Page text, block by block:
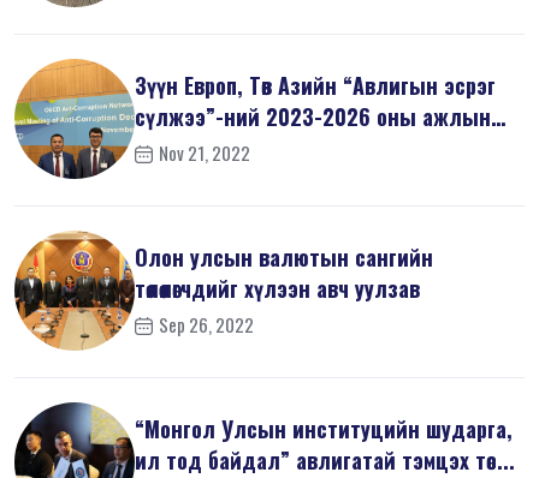
Зүүн Европ, Төв Азийн “Авлигын эсрэг
сүлжээ”-ний 2023-2026 оны ажлын
т...Nov 21, 2022
Олон улсын валютын сангийн
төлөөлөгчдийг хүлээн авч уулзав
Sep 26, 2022
“Монгол Улсын институцийн шударга,
ил тод байдал” авлигатай тэмцэх төс...